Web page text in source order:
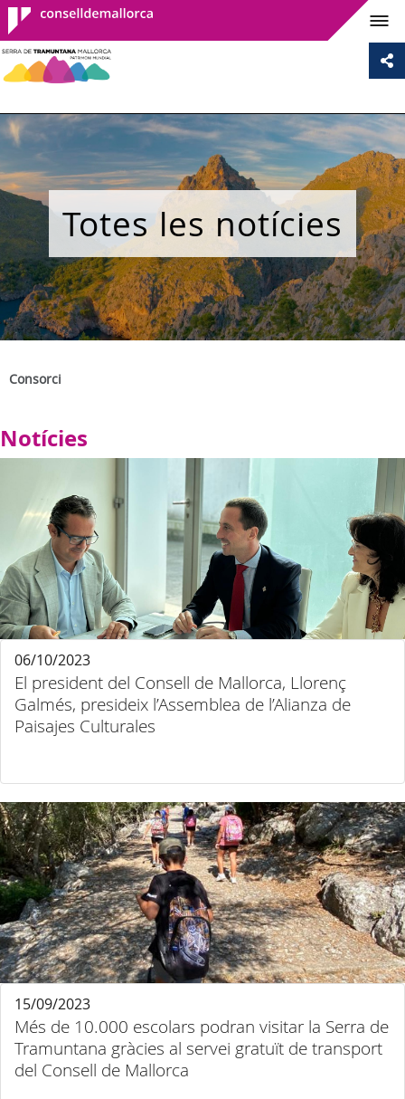
Consell de
Mallorca
Totes les notícies
Consorci
Notícies
El president del Consell de Mallorca, Llorenç
Galmés, presideix l’Assemblea de l’Alianza de
Paisajes Culturales
06/10/2023
Més de 10.000 escolars podran visitar la Serra de
Tramuntana gràcies al servei gratuït de transport
del Consell de Mallorca
15/09/2023